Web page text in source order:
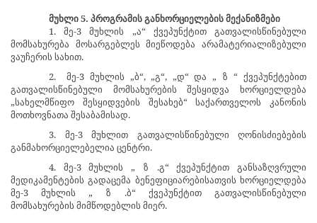
მუხლი 5. პროგრამის განხორციელების მექანიზმები
1. მე-3 მუხლის „ა“ ქვეპუნქტით გათვალისწინებული
მომსახურება მოსარგებლეს მიეწოდება არამატერიალიზებული
ვაუჩერის სახით.
2.
მე-3 მუხლის „ბ“, „გ“, „დ“ და „ ზ “ ქვეპუნქტებით
გათვალისწინებული მომსახურების შესყიდვა ხორციელდება
„სახელმწიფო შესყიდვების შესახებ“ საქართველოს კანონის
მოთხოვნათა შესაბამისად.
3. მე-3 მუხლით გათვალისწინებული ღონისძიებების
განმახორციელებელია ცენტრი.
4. მე-3 მუხლის „
ზ
.გ“ ქვეპუნქტით განსაზღვრული
მედიკამენტების გადაცემა ბენეფიციარებისათვის ხორციელდება
მე-3 მუხლის „
ზ
.ბ“ ქვეპუნქტით გათვალისწინებული
მომსახურების მიმწოდებლის მიერ.